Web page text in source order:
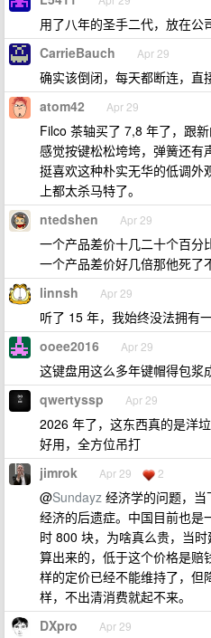
用了八年的圣手二代，放在公
CarrieBauch Apr 29
确实该倒闭，每天都断连，直
atom42 Apr 29
Filco 茶轴买了 7,8 年了，跟
感觉按键松松垮垮，弹簧还有
挺喜欢这种朴实无华的低调外
上都太杀马特了。
ntedshen Apr 29
一个产品差价十几二十个百分
一个产品差价好几倍那他死了
linnsh Apr 29
听了 15 年，我始终没法拥有
ooee2016 Apr 29
这键盘用这么多年键帽得包浆
qwertyssp Apr 29
2026 年了，这东西真的是洋
好用，全方位吊打
jimrok Apr 29 2
@Sundayz 经济学的问题，
经济的后遗症。中国目前也是
时 800 块，为啥真么贵，当
算出来的，低于这个价格是赔
样的定价已经不能维持了，但
样，不出清消费就起不来。
DXpro Apr 29